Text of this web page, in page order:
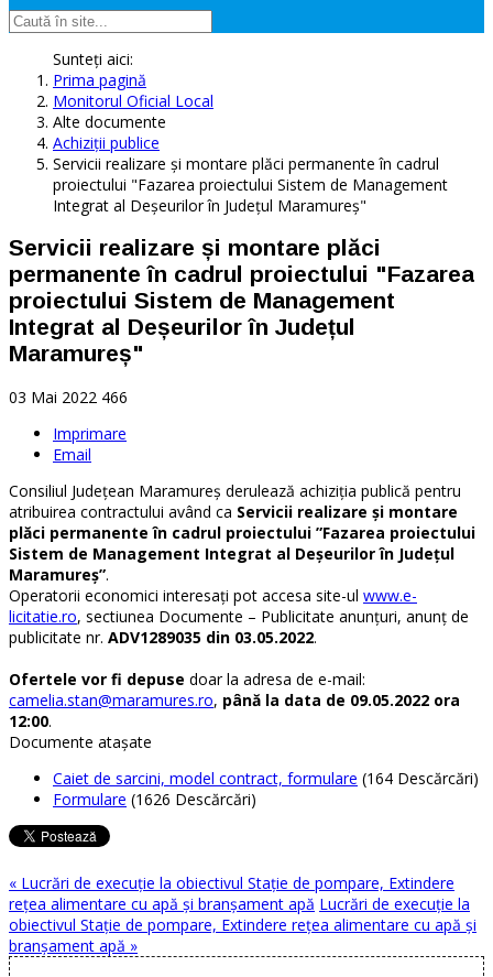
Sunteți aici:
Prima pagină
Monitorul Oficial Local
Alte documente
Achiziţii publice
Servicii realizare și montare plăci permanente în cadrul
proiectului "Fazarea proiectului Sistem de Management
Integrat al Deșeurilor în Județul Maramureș"
Servicii realizare și montare plăci
permanente în cadrul proiectului "Fazarea
proiectului Sistem de Management
Integrat al Deșeurilor în Județul
Maramureș"
03 Mai 2022 466
Imprimare
Email
Consiliul Județean Maramureș derulează achiziția publică pentru
atribuirea contractului având ca Servicii realizare și montare
plăci permanente în cadrul proiectului ”Fazarea proiectului
Sistem de Management Integrat al Deșeurilor în Județul
Maramureș”.
Operatorii economici interesați pot accesa site-ul www.e-
licitatie.ro, sectiunea Documente – Publicitate anunțuri, anunț de
publicitate nr. ADV1289035 din 03.05.2022.
Ofertele vor fi depuse doar la adresa de e-mail:
camelia.stan@maramures.ro, până la data de 09.05.2022 ora
12:00.
Documente ataşate
Caiet de sarcini, model contract, formulare (164 Descărcări)
Formulare (1626 Descărcări)
« Lucrări de execuție la obiectivul Stație de pompare, Extindere
rețea alimentare cu apă și branșament apă Lucrări de execuție la
obiectivul Stație de pompare, Extindere rețea alimentare cu apă și
branșament apă »